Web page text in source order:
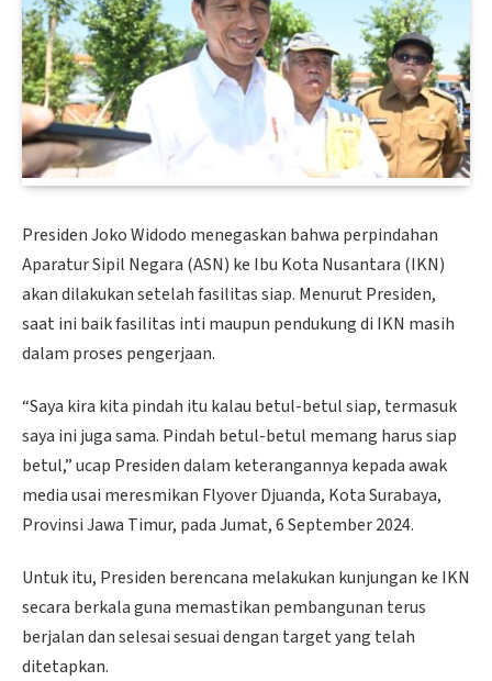
Presiden Joko Widodo menegaskan bahwa perpindahan
Aparatur Sipil Negara (ASN) ke Ibu Kota Nusantara (IKN)
akan dilakukan setelah fasilitas siap. Menurut Presiden,
saat ini baik fasilitas inti maupun pendukung di IKN masih
dalam proses pengerjaan.
“Saya kira kita pindah itu kalau betul-betul siap, termasuk
saya ini juga sama. Pindah betul-betul memang harus siap
betul,” ucap Presiden dalam keterangannya kepada awak
media usai meresmikan Flyover Djuanda, Kota Surabaya,
Provinsi Jawa Timur, pada Jumat, 6 September 2024.
Untuk itu, Presiden berencana melakukan kunjungan ke IKN
secara berkala guna memastikan pembangunan terus
berjalan dan selesai sesuai dengan target yang telah
ditetapkan.